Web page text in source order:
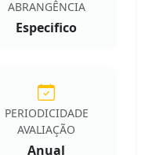
ABRANGÊNCIA
Especifico
PERIODICIDADE
AVALIAÇÃO
Anual